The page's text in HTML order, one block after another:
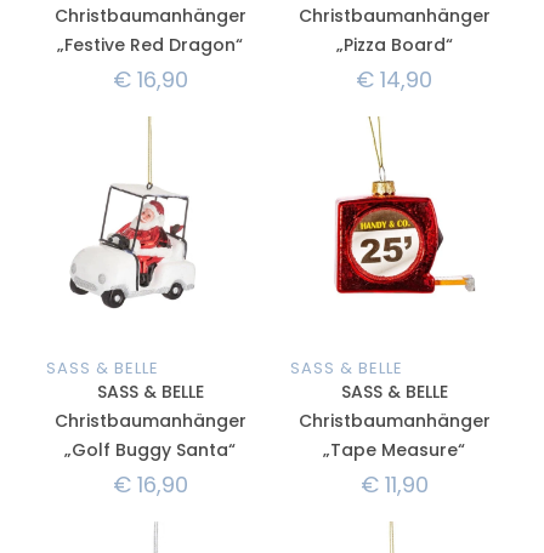
Christbaumanhänger
„Festive Red Dragon“
€16,90
Christbaumanhänger
„Pizza Board“
€ 14,90
SASS & BELLE
SASS & BELLE
Christbaumanhänger
„Golf Buggy Santa“
€16,90
SASS & BELLE
SASS & BELLE
Christbaumanhänger
„Tape Measure“
€11,90